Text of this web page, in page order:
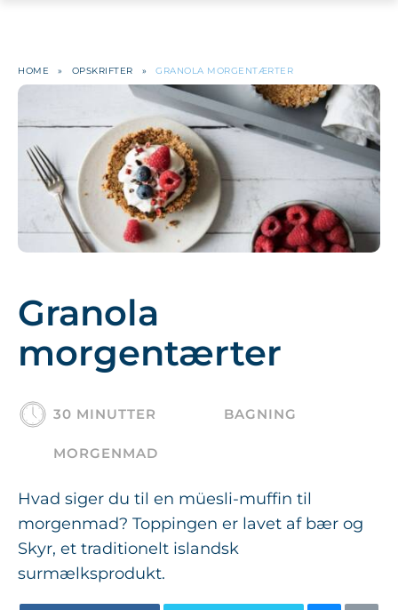
HOME » OPSKRIFTER » GRANOLA MORGENTÆRTER
Granola
morgentærter
30 MINUTTER BAGNING
MORGENMAD
Hvad siger du til en müesli-muffin til
morgenmad? Toppingen er lavet af bær og
Skyr, et traditionelt islandsk
surmælksprodukt.